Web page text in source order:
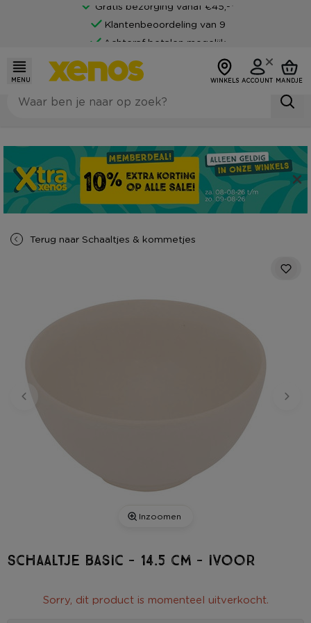
Gratis bezorging vanaf €45,-*
Klantenbeoordeling van 9
Achteraf betalen mogelijk
MENU WINKELS ACCOUNT MANDJE
Terug naar Schaaltjes & kommetjes
Inzoomen
Schaaltje basic - 14.5 cm - ivoor
Sorry, dit product is momenteel uitverkocht.